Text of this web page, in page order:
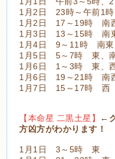
1月2日 23時～午前1
1月2日 17～19時 南
1月3日 13～15時 南
1月4日 9～11時 南東
1月5日 5～7時 東、
1月6日 1～3時 東、
1月6日 19～21時 南
1月7日 15～17時 西
【本命星 二黒土星】
←
方凶方がわかります！
1月1日 3～5時 東